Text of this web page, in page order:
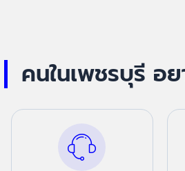
คนในเพชรบุรี อ